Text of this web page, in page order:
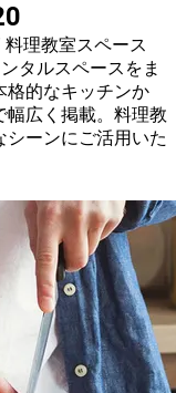
理教室スペース
タルスペースをま
格的なキッチンか
幅広く掲載。料理教
ーンにご活用いた